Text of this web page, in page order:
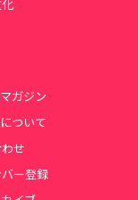
ガジン
ついて
せ
ー登録